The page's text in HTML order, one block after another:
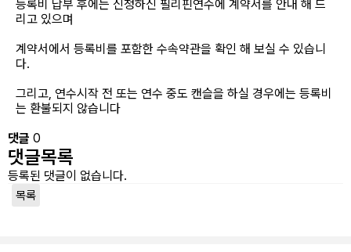
등록비 납부 후에는 신청하신 필리핀연수에 계약서를 안내 해 드
리고 있으며
계약서에서 등록비를 포함한 수속약관을 확인 해 보실 수 있습니
다.
그리고, 연수시작 전 또는 연수 중도 캔슬을 하실 경우에는 등록비
는 환불되지 않습니다
댓글 0
댓글목록
등록된 댓글이 없습니다.
목록